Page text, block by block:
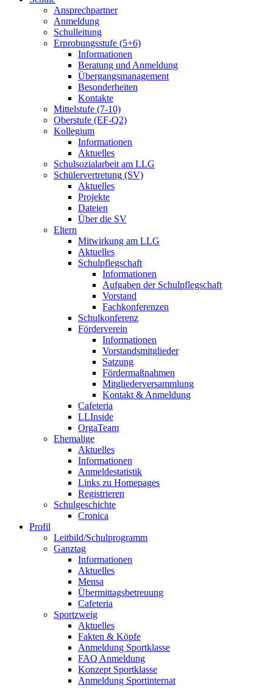
Ansprechpartner
Anmeldung
Schulleitung
Erprobungsstufe (5+6)
Informationen
Beratung und Anmeldung
Übergangsmanagement
Besonderheiten
Kontakte
Mittelstufe (7-10)
Oberstufe (EF-Q2)
Kollegium
Informationen
Aktuelles
Schulsozialarbeit am LLG
Schülervertretung (SV)
Aktuelles
Projekte
Dateien
Über die SV
Eltern
Mitwirkung am LLG
Aktuelles
Schulpflegschaft
Informationen
Aufgaben der Schulpflegschaft
Vorstand
Fachkonferenzen
Schulkonferenz
Förderverein
Informationen
Vorstandsmitglieder
Satzung
Fördermaßnahmen
Mitgliederversammlung
Kontakt & Anmeldung
Cafeteria
LLInside
OrgaTeam
Ehemalige
Aktuelles
Informationen
Anmeldestatistik
Links zu Homepages
Registrieren
Schulgeschichte
Cronica
Profil
Leitbild/Schulprogramm
Ganztag
Informationen
Aktuelles
Mensa
Übermittagsbetreuung
Cafeteria
Sportzweig
Aktuelles
Fakten & Köpfe
Anmeldung Sportklasse
FAQ Anmeldung
Konzept Sportklasse
Anmeldung Sportinternat